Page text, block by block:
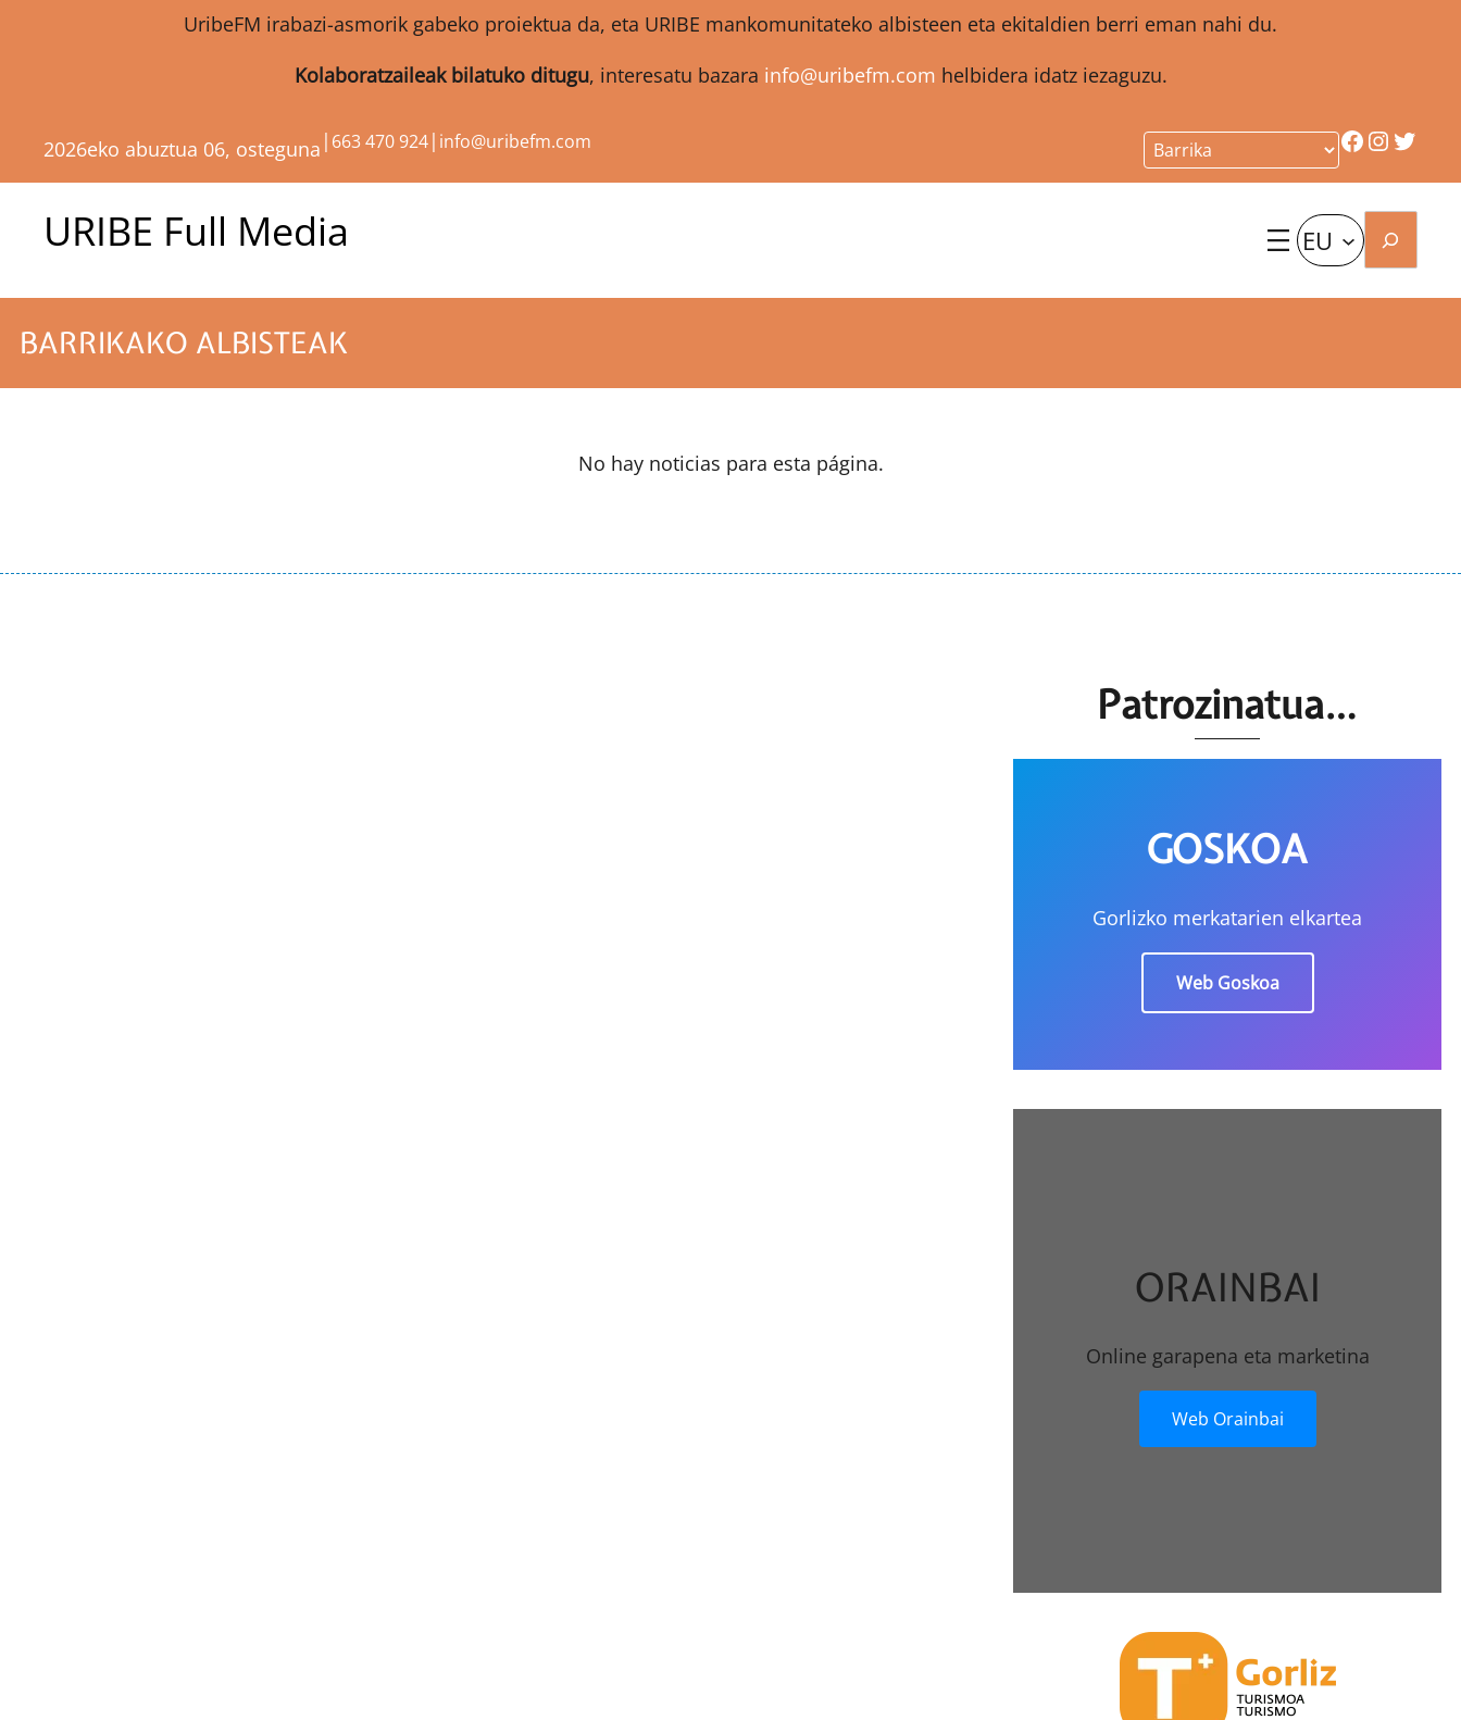
UribeFM irabazi-asmorik gabeko proiektua da, eta URIBE mankomunitateko albisteen eta ekitaldien berri eman nahi du.
Kolaboratzaileak bilatuko ditugu, interesatu bazara info@uribefm.com helbidera idatz iezaguzu.
2026eko abuztua 06, osteguna | 663 470 924| info@uribefm.com Facebook
URIBE Full Media EU Bilatu
BARRIKAKO ALBISTEAK
No hay noticias para esta página.
Patrozinatua…
GOSKOA
Gorlizko merkatarien elkartea
Web Goskoa
ORAINBAI
Online garapena eta marketina
Web Orainbai